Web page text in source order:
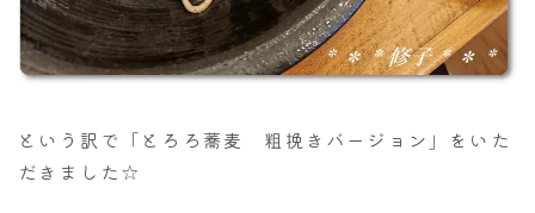
という訳で「とろろ蕎麦 粗挽きバージョン」をいた
だきました☆